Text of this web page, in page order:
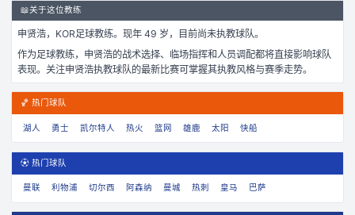
📖关于这位教练
申贤浩， KOR足球教练。 现年 49 岁，
目前尚未执教球队。
作为足球教练， 申贤浩的战术选择、临场指挥和人员调配都将直接影响球队
表现。关注申贤浩执教球队的最新比赛可掌握其执教风格与赛季走势。
🏀 热门球队
湖人 勇士 凯尔特人 热火 篮网 雄鹿 太阳 快船
⚽ 热门球队
曼联 利物浦 切尔西 阿森纳 曼城 热刺 皇马 巴萨